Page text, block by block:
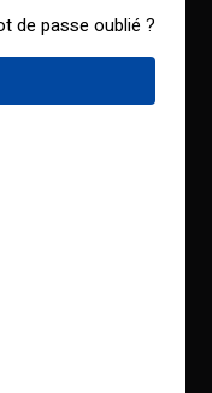
de passe oublié ?